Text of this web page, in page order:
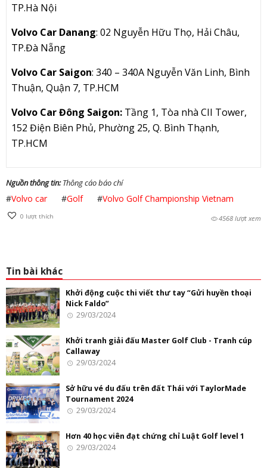
TP.Hà Nội
Volvo Car Danang: 02 Nguyễn Hữu Thọ, Hải Châu,
TP.Đà Nẵng
Volvo Car Saigon: 340 – 340A Nguyễn Văn Linh, Bình
Thuận, Quận 7, TP.HCM
Volvo Car Đông Saigon: Tầng 1, Tòa nhà CII Tower,
152 Điện Biên Phủ, Phường 25, Q. Bình Thạnh,
TP.HCM
Nguồn thông tin:Thông cáo báo chí
#Volvo car #Golf #Volvo Golf Championship Vietnam
0 lượt thích 4568 lượt xem
Tin bài khác
Khởi động cuộc thi viết thư tay “Gửi huyền thoại
Nick Faldo”
29/03/2024
Khởi tranh giải đấu Master Golf Club - Tranh cúp
Callaway
29/03/2024
Sở hữu vé du đấu trên đất Thái với TaylorMade
Tournament 2024
29/03/2024
Hơn 40 học viên đạt chứng chỉ Luật Golf level 1
29/03/2024